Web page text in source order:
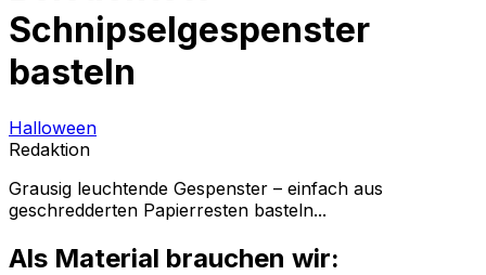
Schnipselgespenster
basteln
Halloween
Redaktion
Grausig leuchtende Gespenster – einfach aus
geschredderten Papierresten basteln...
Als Material brauchen wir: